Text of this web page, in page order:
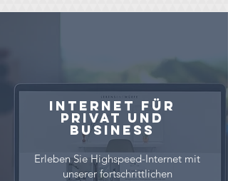
Internet für
Privat und
Business
Erleben Sie Highspeed-Internet mit
unserer fortschrittlichen